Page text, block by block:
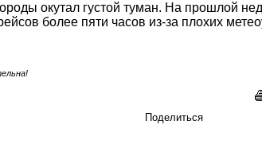
окутал густой туман. На прошлой
более пяти часов из-за плохих
Поделиться